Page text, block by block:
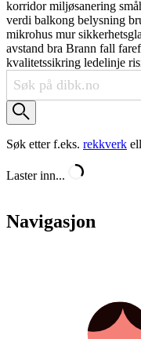
korridormiljøsanering
verdi balkong belysning
mikrohus mur
avstand bra Brann fall
kvalitetssikring ledelinje
Søk etter f.eks. rekkverk
Laster inn...
Navigasjon